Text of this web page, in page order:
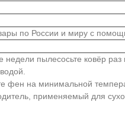
по России и миру с
пылесосьте ковёр раз
фен на минимальной
применяемый для